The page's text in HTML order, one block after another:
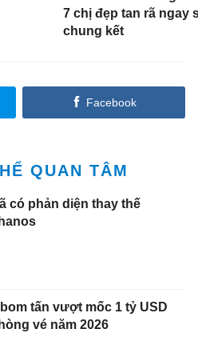
7 chị đẹp tan rã ngay
chung kết
Facebook
QUAN TÂM
có phản diện thay thế
tấn vượt mốc 1 tỷ USD
vé năm 2026